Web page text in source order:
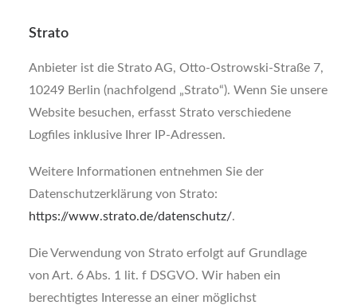
Strato
Anbieter ist die Strato AG, Otto-Ostrowski-Straße 7,
10249 Berlin (nachfolgend „Strato“). Wenn Sie unsere
Website besuchen, erfasst Strato verschiedene
Logfiles inklusive Ihrer IP-Adressen.
Weitere Informationen entnehmen Sie der
Datenschutzerklärung von Strato:
https://www.strato.de/datenschutz/.
Die Verwendung von Strato erfolgt auf Grundlage
von Art. 6 Abs. 1 lit. f DSGVO. Wir haben ein
berechtigtes Interesse an einer möglichst